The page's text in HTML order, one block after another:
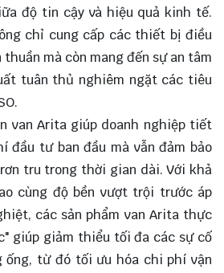
độ tin cậy và hiệu quả kinh tế.
chỉ cung cấp các thiết bị điều
mà còn mang đến sự an tâm
tuân thủ nghiêm ngặt các tiêu
van Arita giúp doanh nghiệp tiết
đầu tư ban đầu mà vẫn đảm bảo
tru trong thời gian dài. Với khả
cùng độ bền vượt trội trước áp
các sản phẩm van Arita thực
giúp giảm thiểu tối đa các sự cố
ống, từ đó tối ưu hóa chi phí vận